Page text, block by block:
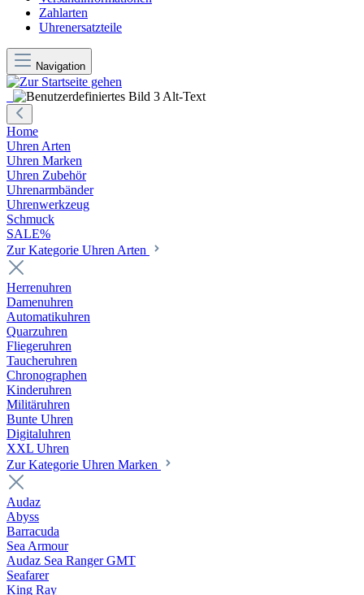
Zahlarten
Uhrenersatzteile
Navigation
Home
Uhren Arten
Uhren Marken
Uhren Zubehör
Uhrenarmbänder
Uhrenwerkzeug
Schmuck
SALE%
Zur Kategorie Uhren Arten
Herrenuhren
Damenuhren
Automatikuhren
Quarzuhren
Fliegeruhren
Taucheruhren
Chronographen
Kinderuhren
Militäruhren
Bunte Uhren
Digitaluhren
XXL Uhren
Zur Kategorie Uhren Marken
Audaz
Abyss
Barracuda
Sea Armour
Audaz Sea Ranger GMT
Seafarer
King Ray